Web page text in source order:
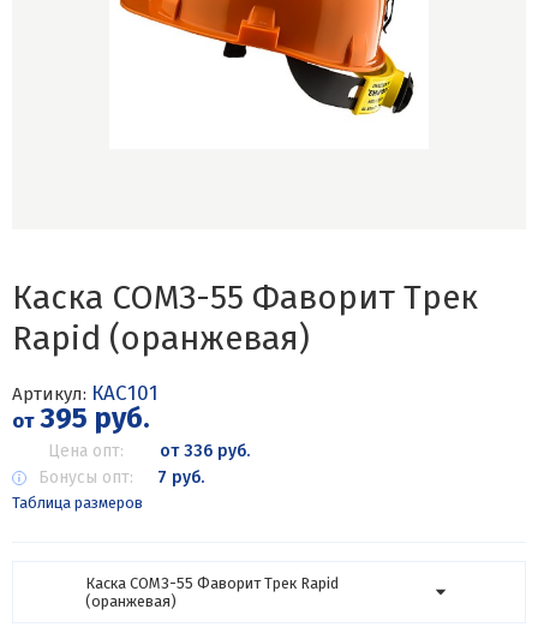
Каска СОМЗ-55 Фаворит Трек
Rapid (оранжевая)
Артикул: КАС101
от395 руб.
Цена опт:
от 336 руб.
Бонусы опт:
7 руб.
Таблица размеров
Каска СОМЗ-55 Фаворит Трек Rapid
(оранжевая)